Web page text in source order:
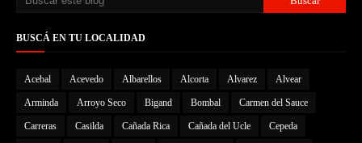
BUSCÁ EN TU LOCALIDAD
Acebal Acevedo Albarellos Alcorta Alvarez Alvear
Arminda Arroyo Seco Bigand Bombal Carmen del Sauce
Carreras Casilda Cañada Rica Cañada del Ucle Cepeda